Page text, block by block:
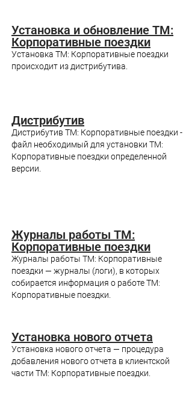
Установка и обновление ТМ:
Корпоративные поездки
Установка ТМ: Корпоративные поездки
происходит из дистрибутива.
Дистрибутив
Дистрибутив ТМ: Корпоративные поездки -
файл необходимый для установки ТМ:
Корпоративные поездки определенной
версии.
Журналы работы ТМ:
Корпоративные поездки
Журналы работы ТМ: Корпоративные
поездки — журналы (логи), в которых
собирается информация о работе ТМ:
Корпоративные поездки.
Установка нового отчета
Установка нового отчета — процедура
добавления нового отчета в клиентской
части ТМ: Корпоративные поездки.